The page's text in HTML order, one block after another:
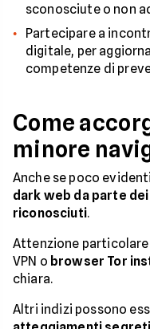
sconosciute o non
Partecipare a
digitale, per
competenze di
Come
minore
Anche se poco
dark web da parte
riconosciuti.
Attenzione particolare
VPN o browser Tor
chiara.
Altri indizi possono